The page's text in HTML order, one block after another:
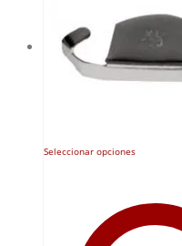
Seleccionar opcionesEste
variantes.
Las